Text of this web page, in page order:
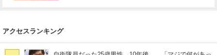
アクセスランキング